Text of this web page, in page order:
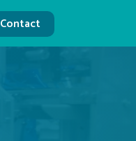
Contact